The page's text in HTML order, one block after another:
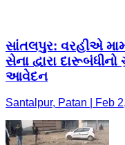
સાંતલપુર: વરહીએ
સેના દ્વારા
આવેદન
Santalpur, Patan | Feb